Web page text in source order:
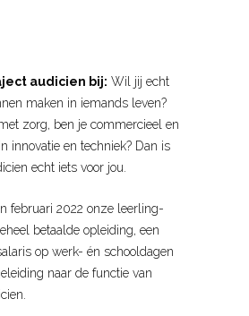
audicien bij: Wil jij echt
maken in iemands leven?
zorg, ben je commercieel en
innovatie en techniek? Dan is
echt iets voor jou.
februari 2022 onze leerling-
betaalde opleiding, een
op werk- én schooldagen
naar de functie van